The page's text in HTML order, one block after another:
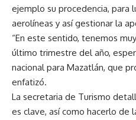
ejemplo su procedencia, para
aerolíneas y así gestionar la
“En este sentido, tenemos
último trimestre del año,
nacional para Mazatlán, que
enfatizó.
La secretaria de Turismo
es clave, así como hacerlo de